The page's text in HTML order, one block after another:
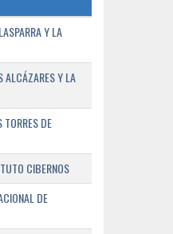
Y LA
ALCÁZARES Y LA
DE
CIBERNOS
DE